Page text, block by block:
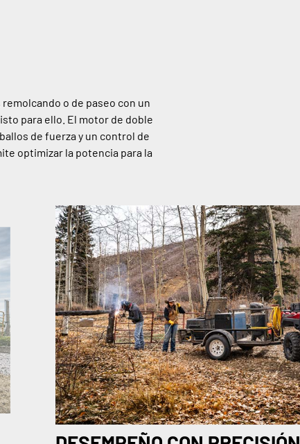
o de paseo con un
para ello. El motor de doble
de fuerza y un control de
optimizar la potencia para la